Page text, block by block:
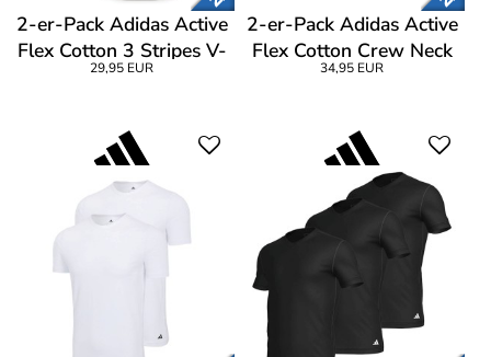
2-er-Pack Adidas Active
Flex Cotton 3 Stripes V-
Neck T-Shirt
29,95 EUR
2-er-Pack Adidas Active
Flex Cotton Crew Neck
T-Shirt
34,95 EUR